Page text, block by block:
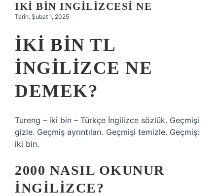
IKI BIN INGILIZCESI NE
Tarih: Şubat 1, 2025
İKI BIN TL
İNGILIZCE NE
DEMEK?
Tureng – iki bin – Türkçe İngilizce sözlük. Geçmişi
gizle. Geçmiş ayrıntıları. Geçmişi temizle. Geçmiş:
iki bin.
2000 NASIL OKUNUR
İNGILIZCE?